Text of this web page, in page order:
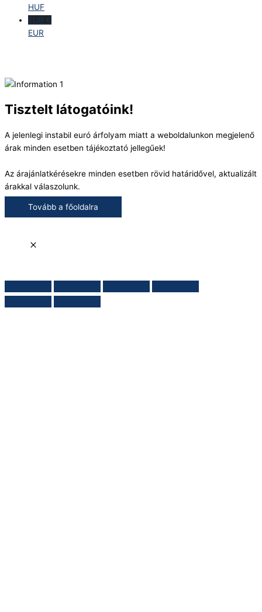
HUF
EUR €
EUR
Tisztelt látogatóink!
A jelenlegi instabil euró árfolyam miatt a weboldalunkon megjelenő
árak minden esetben tájékoztató jellegűek!
Az árajánlatkérésekre minden esetben rövid határidővel, aktualizált
árakkal válaszolunk.
Tovább a főoldalra